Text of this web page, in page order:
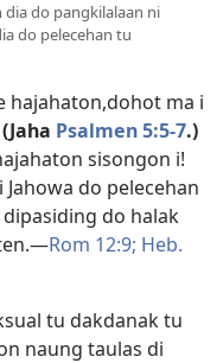
dia do pangkilalaan ni
do pelecehan tu
hajahaton,dohot ma i
(Jaha Psalmen 5:5-7.)
sisongon i!
do pelecehan
do halak
Rom 12:9; Heb.
tu dakdanak tu
naung taulas di